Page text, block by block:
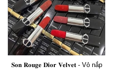
𝐒𝐨𝐧 𝐑𝐨𝐮𝐠𝐞 𝐃𝐢𝐨𝐫 𝐕𝐞𝐥𝐯𝐞𝐭 - Vỏ nắp